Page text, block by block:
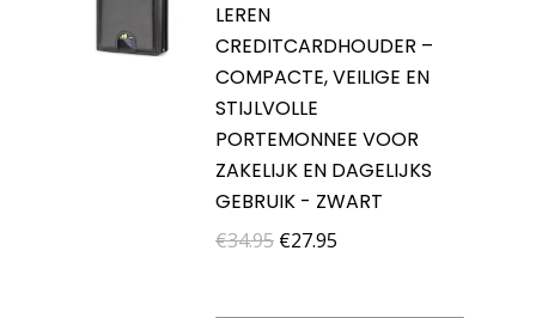
LEREN
CREDITCARDHOUDER –
COMPACTE, VEILIGE EN
STIJLVOLLE
PORTEMONNEE VOOR
ZAKELIJK EN DAGELIJKS
GEBRUIK - ZWART
€34.95 Oorspronkelijke
€27.95